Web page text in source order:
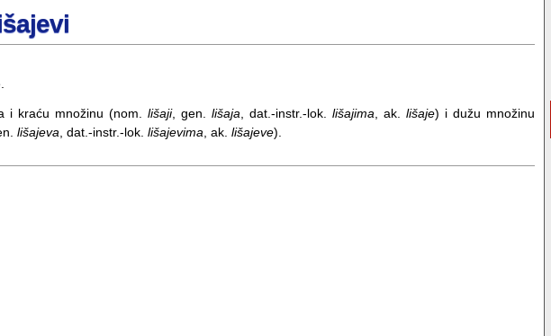
i kraću množinu (nom. lišaji, gen. lišaja , dat.-instr.-lok. lišajima , ak. lišaje) i dužu množinu
lišajeva , dat.-instr.-lok. lišajevima , ak. lišajeve).